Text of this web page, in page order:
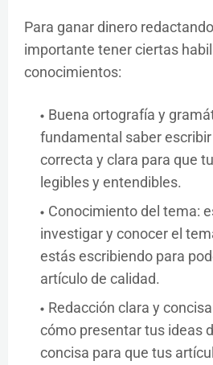
Para ganar dinero
importante tener ciertas
conocimientos:
Buena ortografía y
fundamental saber
correcta y clara para que
legibles y entendibles.
Conocimiento del tema:
investigar y conocer el
estás escribiendo para
artículo de calidad.
Redacción clara y
cómo presentar tus ideas
concisa para que tus